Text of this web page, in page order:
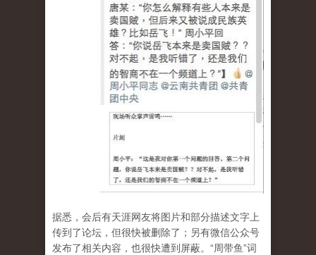
据悉，会后有天涯网友将图片和部分描述文字上
传到了论坛，但很快被删除了；另有微信公众号
发布了相关内容，也很快遭到屏蔽。“周带鱼”词